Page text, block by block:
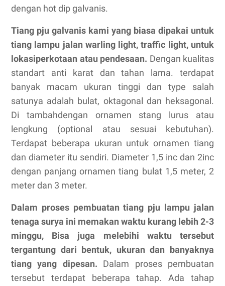
dengan hot dip galvanis.
Tiang pju galvanis kami yang biasa dipakai untuk
tiang lampu jalan warling light, traffic light, untuk
lokasiperkotaan atau pendesaan. Dengan kualitas
standart anti karat dan tahan lama. terdapat
banyak macam ukuran tinggi dan type salah
satunya adalah bulat, oktagonal dan heksagonal.
Di tambahdengan ornamen stang lurus atau
lengkung (optional atau sesuai kebutuhan).
Terdapat beberapa ukuran untuk ornamen tiang
dan diameter itu sendiri. Diameter 1,5 inc dan 2inc
dengan panjang ornamen tiang bulat 1,5 meter, 2
meter dan 3 meter.
Dalam proses pembuatan tiang pju lampu jalan
tenaga surya ini memakan waktu kurang lebih 2-3
minggu, Bisa juga melebihi waktu tersebut
tergantung dari bentuk, ukuran dan banyaknya
tiang yang dipesan. Dalam proses pembuatan
tersebut terdapat beberapa tahap. Ada tahap